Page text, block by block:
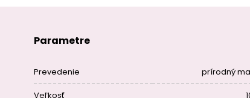
Parametre
Prevedenie prírodný
Veľkosť